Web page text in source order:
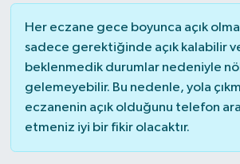
Her eczane gece boyunca açık
sadece gerektiğinde açık kalabilir
beklenmedik durumlar nedeniyle
gelemeyebilir. Bu nedenle, yola
eczanenin açık olduğunu telefon
etmeniz iyi bir fikir olacaktır.